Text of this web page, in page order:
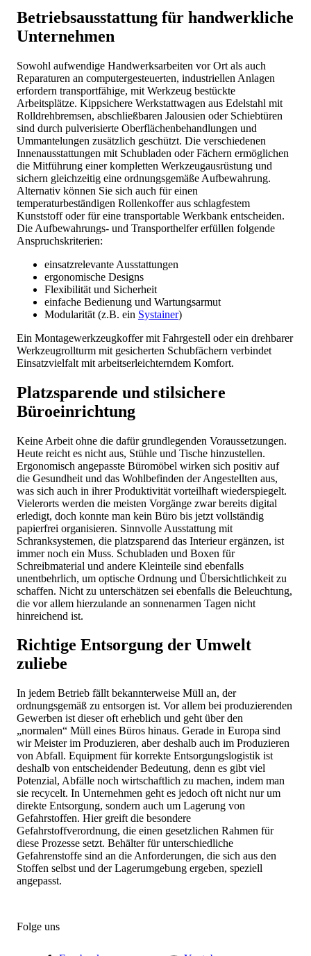
Betriebsausstattung für handwerkliche
Unternehmen
Sowohl aufwendige Handwerksarbeiten vor Ort als auch
Reparaturen an computergesteuerten, industriellen Anlagen
erfordern transportfähige, mit Werkzeug bestückte
Arbeitsplätze. Kippsichere Werkstattwagen aus Edelstahl mit
Rolldrehbremsen, abschließbaren Jalousien oder Schiebtüren
sind durch pulverisierte Oberflächenbehandlungen und
Ummantelungen zusätzlich geschützt. Die verschiedenen
Innenausstattungen mit Schubladen oder Fächern ermöglichen
die Mitführung einer kompletten Werkzeugausrüstung und
sichern gleichzeitig eine ordnungsgemäße Aufbewahrung.
Alternativ können Sie sich auch für einen
temperaturbeständigen Rollenkoffer aus schlagfestem
Kunststoff oder für eine transportable Werkbank entscheiden.
Die Aufbewahrungs- und Transporthelfer erfüllen folgende
Anspruchskriterien:
einsatzrelevante Ausstattungen
ergonomische Designs
Flexibilität und Sicherheit
einfache Bedienung und Wartungsarmut
Modularität (z.B. ein Systainer)
Ein Montagewerkzeugkoffer mit Fahrgestell oder ein drehbarer
Werkzeugrollturm mit gesicherten Schubfächern verbindet
Einsatzvielfalt mit arbeitserleichterndem Komfort.
Platzsparende und stilsichere
Büroeinrichtung
Keine Arbeit ohne die dafür grundlegenden Voraussetzungen.
Heute reicht es nicht aus, Stühle und Tische hinzustellen.
Ergonomisch angepasste Büromöbel wirken sich positiv auf
die Gesundheit und das Wohlbefinden der Angestellten aus,
was sich auch in ihrer Produktivität vorteilhaft wiederspiegelt.
Vielerorts werden die meisten Vorgänge zwar bereits digital
erledigt, doch konnte man kein Büro bis jetzt vollständig
papierfrei organisieren. Sinnvolle Ausstattung mit
Schranksystemen, die platzsparend das Interieur ergänzen, ist
immer noch ein Muss. Schubladen und Boxen für
Schreibmaterial und andere Kleinteile sind ebenfalls
unentbehrlich, um optische Ordnung und Übersichtlichkeit zu
schaffen. Nicht zu unterschätzen sei ebenfalls die Beleuchtung,
die vor allem hierzulande an sonnenarmen Tagen nicht
hinreichend ist.
Richtige Entsorgung der Umwelt
zuliebe
In jedem Betrieb fällt bekannterweise Müll an, der
ordnungsgemäß zu entsorgen ist. Vor allem bei produzierenden
Gewerben ist dieser oft erheblich und geht über den
„normalen“ Müll eines Büros hinaus. Gerade in Europa sind
wir Meister im Produzieren, aber deshalb auch im Produzieren
von Abfall. Equipment für korrekte Entsorgungslogistik ist
deshalb von entscheidender Bedeutung, denn es gibt viel
Potenzial, Abfälle noch wirtschaftlich zu machen, indem man
sie recycelt. In Unternehmen geht es jedoch oft nicht nur um
direkte Entsorgung, sondern auch um Lagerung von
Gefahrstoffen. Hier greift die besondere
Gefahrstoffverordnung, die einen gesetzlichen Rahmen für
diese Prozesse setzt. Behälter für unterschiedliche
Gefahrenstoffe sind an die Anforderungen, die sich aus den
Stoffen selbst und der Lagerumgebung ergeben, speziell
angepasst.
Folge uns